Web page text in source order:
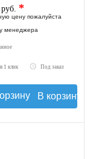
*
цену пожалуйста
менеджера
1 клик Под заказ
В корзину